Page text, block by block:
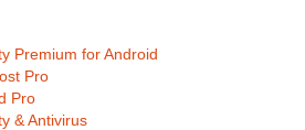
Premium for Android
Pro
Pro
& Antivirus